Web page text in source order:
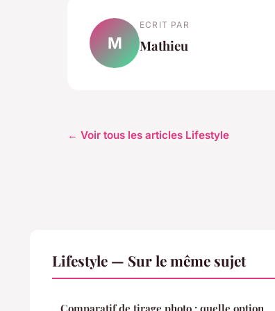
M
ECRIT PAR
Mathieu
← Voir tous les articles Lifestyle
Lifestyle — Sur le même sujet